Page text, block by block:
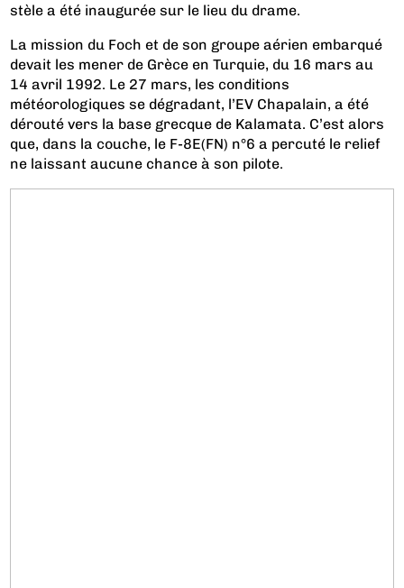
stèle a été inaugurée sur le lieu du drame.
La mission du Foch et de son groupe aérien embarqué
devait les mener de Grèce en Turquie, du 16 mars au
14 avril 1992. Le 27 mars, les conditions
météorologiques se dégradant, l’EV Chapalain, a été
dérouté vers la base grecque de Kalamata. C’est alors
que, dans la couche, le F-8E(FN) n°6 a percuté le relief
ne laissant aucune chance à son pilote.